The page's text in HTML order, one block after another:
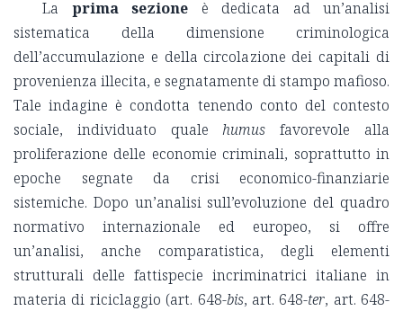
La prima sezione è dedicata ad un’analisi
sistematica della dimensione criminologica
dell’accumulazione e della circolazione dei capitali di
provenienza illecita, e segnatamente di stampo mafioso.
Tale indagine è condotta tenendo conto del contesto
sociale, individuato qualehumusfavorevole alla
proliferazione delle economie criminali, soprattutto in
epoche segnate da crisi economico-finanziarie
sistemiche. Dopo un’analisi sull’evoluzione del quadro
normativo internazionale ed europeo, si offre
un’analisi, anche comparatistica, degli elementi
strutturali delle fattispecie incriminatrici italiane in
materia di riciclaggio (art. 648-bis, art. 648-ter, art. 648-